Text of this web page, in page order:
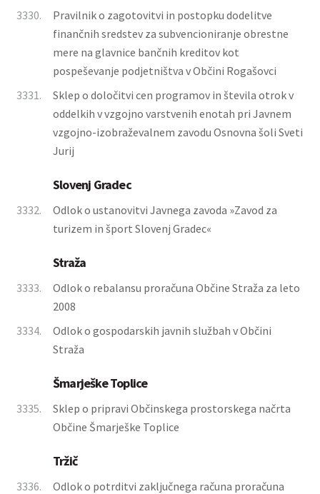
3330.
Pravilnik o zagotovitvi in postopku dodelitve
finančnih sredstev za subvencioniranje obrestne
mere na glavnice bančnih kreditov kot
pospeševanje podjetništva v Občini Rogašovci
3331.
Sklep o določitvi cen programov in števila otrok v
oddelkih v vzgojno varstvenih enotah pri Javnem
vzgojno-izobraževalnem zavodu Osnovna šoli Sveti
Jurij
Slovenj Gradec
3332.
Odlok o ustanovitvi Javnega zavoda »Zavod za
turizem in šport Slovenj Gradec«
Straža
3333.
Odlok o rebalansu proračuna Občine Straža za leto
2008
3334.
Odlok o gospodarskih javnih službah v Občini
Straža
Šmarješke Toplice
3335.
Sklep o pripravi Občinskega prostorskega načrta
Občine Šmarješke Toplice
Tržič
3336.
Odlok o potrditvi zaključnega računa proračuna